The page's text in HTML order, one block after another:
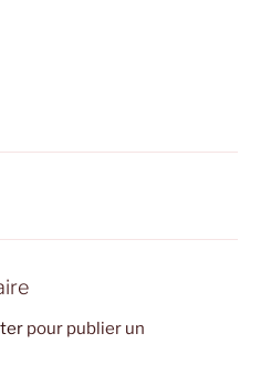
pour publier un